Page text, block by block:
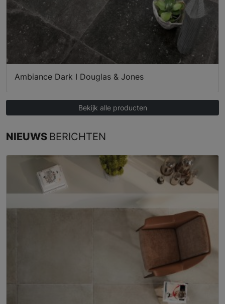
Ambiance Dark I Douglas & Jones
Bekijk alle producten
NIEUWS BERICHTEN